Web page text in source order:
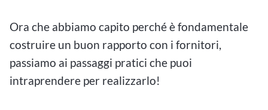
Ora che abbiamo capito perché è fondamentale
costruire un buon rapporto con i fornitori,
passiamo ai passaggi pratici che puoi
intraprendere per realizzarlo!